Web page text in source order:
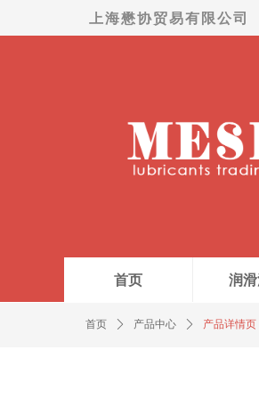
首页 润
上海懋协贸易有限公司
首页 ꄲ 产品中心 ꄲ 产品详情页